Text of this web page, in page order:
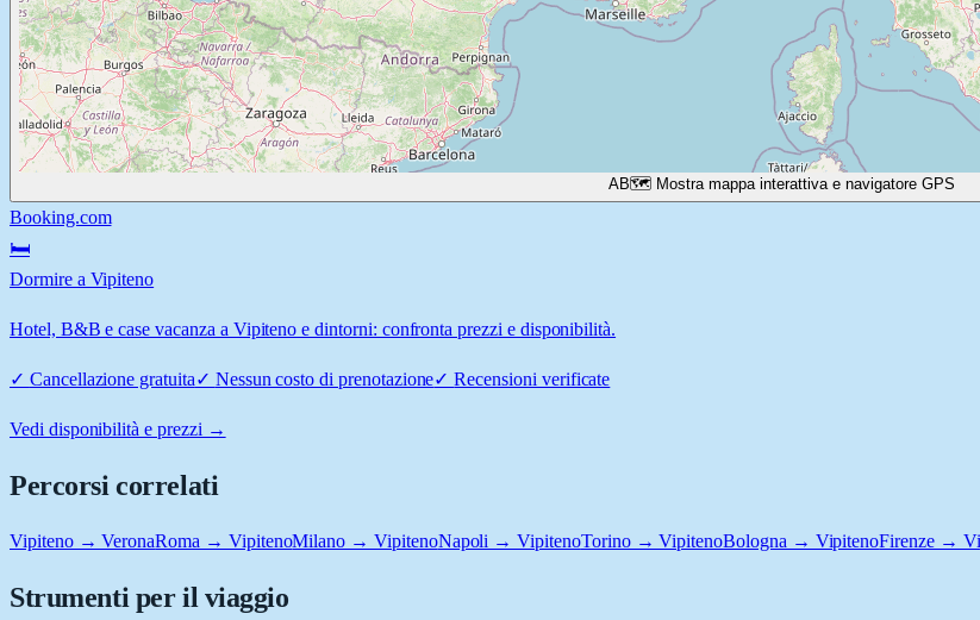
AB🗺️ Mostra mappa interattiva e navigatore GPS
Booking.com
🛏️
Dormire a Vipiteno
Hotel, B&B e case vacanza a Vipiteno e dintorni: confronta prezzi e disponibilità.
✓ Cancellazione gratuita✓ Nessun costo di prenotazione✓Recensioni verificate
Vedi disponibilità e prezzi →
Percorsi correlati
Vipiteno → VeronaRoma → VipitenoMilano → VipitenoNapoli → VipitenoTorino → VipitenoBologna → VipitenoFirenze →
Strumenti per il viaggio